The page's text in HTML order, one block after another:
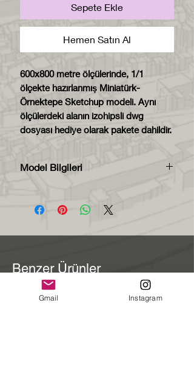
Sepete Ekle
Hemen Satın Al
600x800 metre ölçülerinde, 1/1
ölçekte hazırlanmış Miniatürk-
Örnektepe Sketchup modeli. Aynı
ölçülerdeki alanın izohipsli dwg
dosyası hediye olarak pakete dahildir.
Model Bilgileri
skp2016. formatında teslim
Model 600x800 metre
ölçekte hazırlanmıştır.
Her bileşen kendi layerında
modellenmiştir. Bu sayede
Benzer Ürünler
Gmail Instagram